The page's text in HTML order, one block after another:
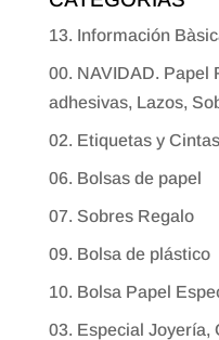
13. Información
00. NAVIDAD. Papel
adhesivas, Lazos,
02. Etiquetas y
06. Bolsas de papel
07. Sobres Regalo
09. Bolsa de plástico
10. Bolsa Papel
03. Especial Joyería,